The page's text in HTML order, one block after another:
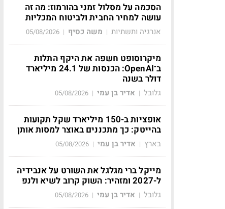
הסכמה על מסלול זמני בהורמוז: מה זה
עושה למחיר החבית ולביטוח המכליות
אנרגיה ותשתיות | משה כסיף |
05/08/2026
מיקרוסופט חשפה את היקף התלות
ב־OpenAI: הכנסות של 24.1 מיליארד
דולר בשנה
גלובל | אדיר בן עמי |
05/08/2026
אופציות ב-150 מיליארד שקל תקועות
בהייטק: כך מתכננים באוצר למסות אותן
בארץ | אדיר בן עמי |
05/08/2026
מייקל ברי מגלגל את השורט על אנבידיה
ל-2027 ומזהיר: השוק קרוב לשיא ולנפ
גלובל | אדיר בן עמי |
05/08/2026